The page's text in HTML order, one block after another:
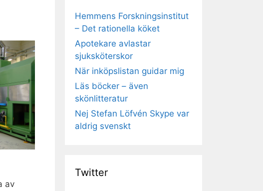
av
Hemmens Forskningsinstitut
– Det rationella köket
Apotekare avlastar
sjuksköterskor
När inköpslistan guidar mig
Läs böcker – även
skönlitteratur
Nej Stefan Löfvén Skype var
aldrig svenskt
Twitter